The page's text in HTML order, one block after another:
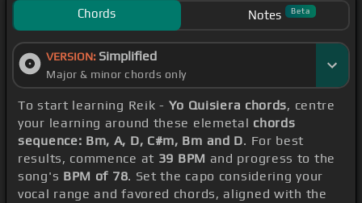
Chords Notes Beta
VERSION: Simplified
Major & minor chords only
To start learning Reik - Yo Quisiera chords, centre
your learning around these elemetal chords
sequence: Bm, A, D, C#m, Bm and D. For best
results, commence at 39 BPM and progress to the
song's BPM of 78. Set the capo considering your
vocal range and favored chords, aligned with the